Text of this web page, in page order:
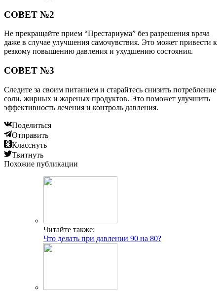
СОВЕТ №2
Не прекращайте прием “Престариума” без разрешения врача
даже в случае улучшения самочувствия. Это может привести к
резкому повышению давления и ухудшению состояния.
СОВЕТ №3
Следите за своим питанием и старайтесь снизить потребление
соли, жирных и жареных продуктов. Это поможет улучшить
эффективность лечения и контроль давления.
Поделиться
Отправить
Класснуть
Твитнуть
Похожие публикации
Читайте также:
Что делать при давлении 90 на 80?